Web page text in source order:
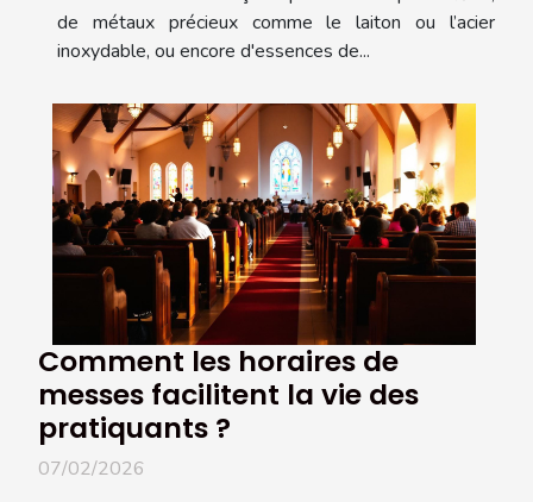
de métaux précieux comme le laiton ou l’acier
inoxydable, ou encore d'essences de...
Comment les horaires de
messes facilitent la vie des
pratiquants ?
07/02/2026